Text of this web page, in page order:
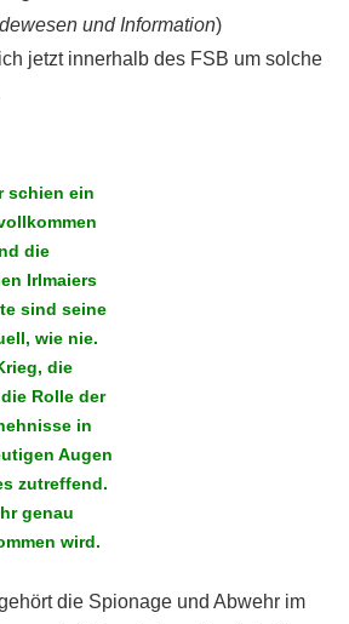
und Information)
jetzt innerhalb des FSB um solche
schien ein
die
Irlmaiers
sind seine
wie nie.
die
Rolle der
in
Augen
zutreffend.
genau
wird.
die Spionage und Abwehr im